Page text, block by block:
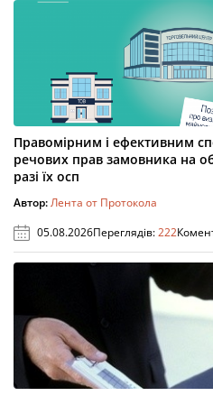
Правомірним і ефективним
речових прав замовника на
разі їх осп
Автор:Лента от Протокола
05.08.2026Переглядів:222